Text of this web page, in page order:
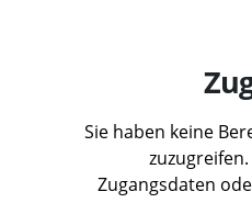
Sie haben keine
Zugangsdaten